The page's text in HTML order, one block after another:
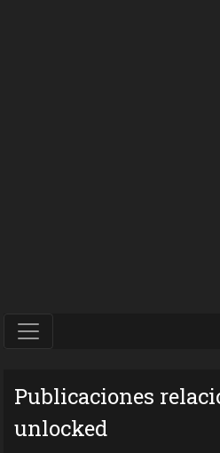
Publicaciones
unlocked